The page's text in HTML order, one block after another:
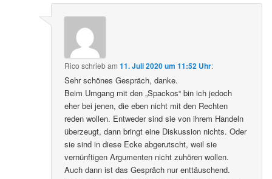
Rico schriebam11. Juli 2020 um 11:52 Uhr:
Sehr schönes Gespräch, danke.
Beim Umgang mit den „Spackos“ bin ich jedoch
eher bei jenen, die eben nicht mit den Rechten
reden wollen. Entweder sind sie von ihrem Handeln
überzeugt, dann bringt eine Diskussion nichts. Oder
sie sind in diese Ecke abgerutscht, weil sie
vernünftigen Argumenten nicht zuhören wollen.
Auch dann ist das Gespräch nur enttäuschend.